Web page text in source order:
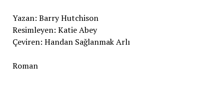
Yazan: Barry Hutchison
Resimleyen: Katie Abey
Çeviren: Handan Sağlanmak Arlı
Roman